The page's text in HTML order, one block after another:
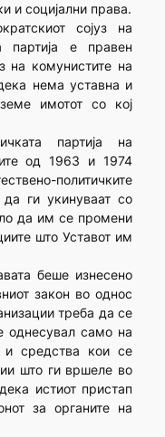
и социјални права.
сојуз на
партија е правен
на комунистите на
нема уставна и
имотот со кој
партија на
од 1963 и 1974
политичките
ги укинуваат со
да им се промени
што Уставот им
беше изнесено
закон во однос
треба да се
однесувал само на
и средства кои се
што ги вршеле во
истиот пристап
за органите на